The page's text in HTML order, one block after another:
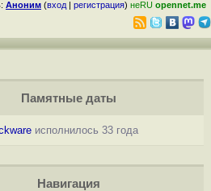
Аноним (вход | регистрация) неRU opennet.me
Памятные даты
исполнилось 33 года
Навигация